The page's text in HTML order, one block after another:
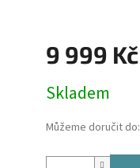
9 999 Kč
cena:
Skladem
Můžeme doručit do: